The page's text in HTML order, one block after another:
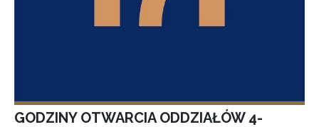
GODZINY OTWARCIA ODDZIAŁÓW 4-